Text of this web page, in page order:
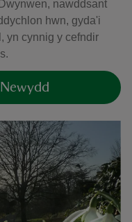
nawddsant
hwn, gyda'i
yn cynnig y cefndir